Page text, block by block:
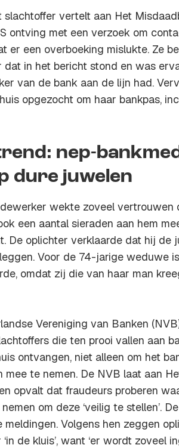
slachtoffer vertelt aan Het
ontving met een verzoek om
er een overboeking mislukte. Ze
dat in het bericht stond en was
van de bank aan de lijn had.
opgezocht om haar bankpas,
nep-
dure juwelen
wekte zoveel vertrouwen
een aantal sieraden aan hem
De oplichter verklaarde dat hij de
Voor de 74-jarige weduwe
omdat zij die van haar man
Vereniging van Banken
die ten prooi vallen aan
ontvangen, niet alleen om het
mee te nemen. De NVB laat aan
opvalt dat fraudeurs proberen
om deze ‘veilig te stellen’.
Volgens hen zeggen
de kluis’, want ‘er wordt zoveel